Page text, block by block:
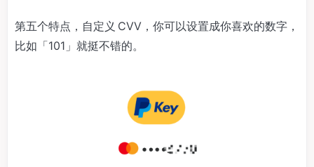
第五个特点，自定义 CVV，你可以设置成你喜欢的数字，
比如「101」就挺不错的。